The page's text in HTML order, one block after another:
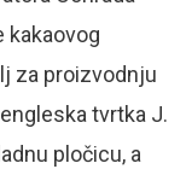
kakaovog
za proizvodnju
tvrtka J.
pločicu, a